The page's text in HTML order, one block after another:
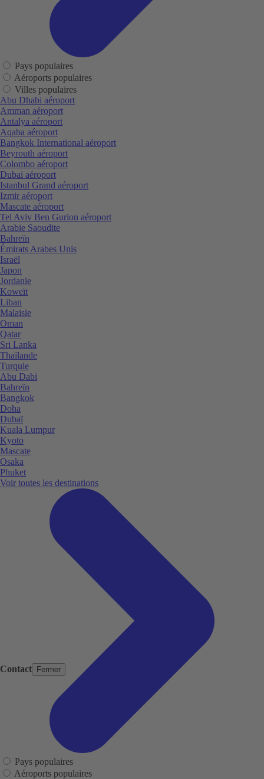
Contact Fermer
Pays populaires
Aéroports populaires
Villes populaires
Abu Dhabi aéroport
Amman aéroport
Antalya aéroport
Aqaba aéroport
Bangkok International aéroport
Beyrouth aéroport
Colombo aéroport
Dubai aéroport
Istanbul Grand aéroport
Izmir aéroport
Mascate aéroport
Tel Aviv Ben Gurion aéroport
Arabie Saoudite
Bahreïn
Émirats Arabes Unis
Israël
Japon
Jordanie
Koweït
Liban
Malaisie
Oman
Qatar
Sri Lanka
Thaïlande
Turquie
Abu Dabi
Bahreïn
Bangkok
Doha
Dubaï
Kuala Lumpur
Kyoto
Mascate
Osaka
Phuket
Voir toutes les destinations
Pays populaires
Aéroports populaires